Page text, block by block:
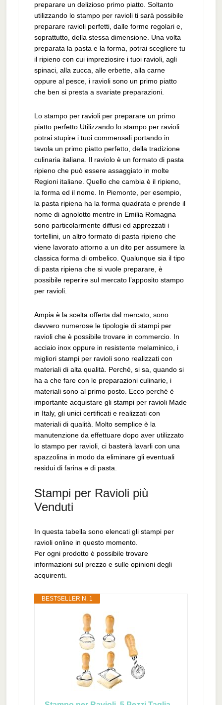
preparare un delizioso primo piatto. Soltanto
utilizzando lo stampo per ravioli ti sarà possibile
preparare ravioli perfetti, dalle forme regolari e,
soprattutto, della stessa dimensione. Una volta
preparata la pasta e la forma, potrai scegliere tu
il ripieno con cui impreziosire i tuoi ravioli, agli
spinaci, alla zucca, alle erbette, alla carne
oppure al pesce, i ravioli sono un primo piatto
che ben si presta a svariate preparazioni.
Lo stampo per ravioli per preparare un primo
piatto perfetto Utilizzando lo stampo per ravioli
potrai stupire i tuoi commensali portando in
tavola un primo piatto perfetto, della tradizione
culinaria italiana. Il raviolo è un formato di pasta
ripieno che può essere assaggiato in molte
Regioni italiane. Quello che cambia è il ripieno,
la forma ed il nome. In Piemonte, per esempio,
la pasta ripiena ha la forma quadrata e prende il
nome di agnolotto mentre in Emilia Romagna
sono particolarmente diffusi ed apprezzati i
tortellini, un altro formato di pasta ripieno che
viene lavorato attorno a un dito per assumere la
classica forma di ombelico. Qualunque sia il tipo
di pasta ripiena che si vuole preparare, è
possibile reperire sul mercato l’apposito stampo
per ravioli.
Ampia è la scelta offerta dal mercato, sono
davvero numerose le tipologie di stampi per
ravioli che è possibile trovare in commercio. In
acciaio inox oppure in resistente melaminico, i
migliori stampi per ravioli sono realizzati con
materiali di alta qualità. Perché, si sa, quando si
ha a che fare con le preparazioni culinarie, i
materiali sono al primo posto. Ecco perché è
importante acquistare gli stampi per ravioli Made
in Italy, gli unici certificati e realizzati con
materiali di qualità. Molto semplice è la
manutenzione da effettuare dopo aver utilizzato
lo stampo per ravioli, ci basterà lavarli con una
spazzolina in modo da eliminare gli eventuali
residui di farina e di pasta.
Stampi per Ravioli più
Venduti
In questa tabella sono elencati gli stampi per
ravioli online in questo momento.
Per ogni prodotto è possibile trovare
informazioni sul prezzo e sulle opinioni degli
acquirenti.
BESTSELLER N. 1